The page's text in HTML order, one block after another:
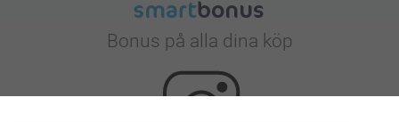
Bonus på alla dina köp